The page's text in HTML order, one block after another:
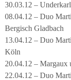
30.03.12 –
08.04.12 – Duo
Bergisch Gladbach
13.04.12 – Duo
Köln
20.04.12 – Margaux
22.04.12 – Duo